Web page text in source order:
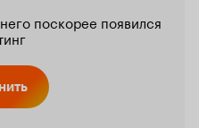
поскорее появился